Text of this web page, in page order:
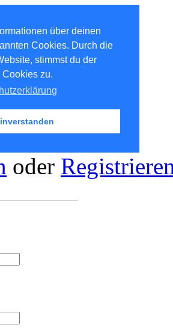
über deinen
Cookies. Durch die
stimmst du der
zu.
oder